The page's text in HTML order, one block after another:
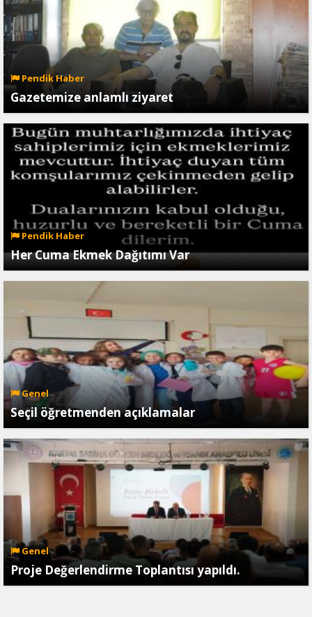
Pendik Haber
Gazetemize anlamlı ziyaret
Pendik Haber
Her Cuma Ekmek Dağıtımı Var
Genel
Seçil öğretmenden açıklamalar
Genel
Proje Değerlendirme Toplantısı yapıldı.